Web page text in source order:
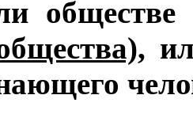
обществе